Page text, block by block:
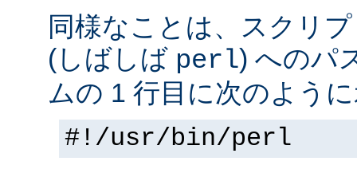
同様なことは、スクリ
(しばしば perl) へのパ
ムの 1 行目に次のよう
#!/usr/bin/perl